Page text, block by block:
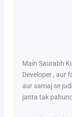
Main Saurabh
Developer , aur
aur samaj se
janta tak